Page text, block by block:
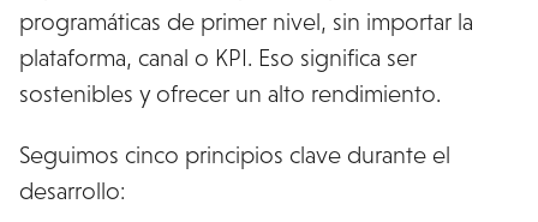
programáticas de primer nivel, sin importar la
plataforma, canal o KPI. Eso significa ser
sostenibles y ofrecer un alto rendimiento.
Seguimos cinco principios clave durante el
desarrollo: